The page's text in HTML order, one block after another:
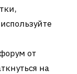
от
на